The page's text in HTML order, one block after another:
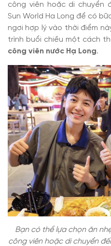
công viên hoặc di chuyển
Sun World Ha Long để có
ngơi hợp lý vào thời điểm
trình buổi chiều một cách
công viên nước Hạ Long.
Bạn có thể lựa chọn ăn
công viên hoặc di chuyển